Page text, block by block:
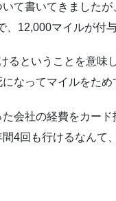
て書いてきました
12,000マイルが付与
るということを意味
なってマイルをため
会社の経費をカード
4回も行けるなんて